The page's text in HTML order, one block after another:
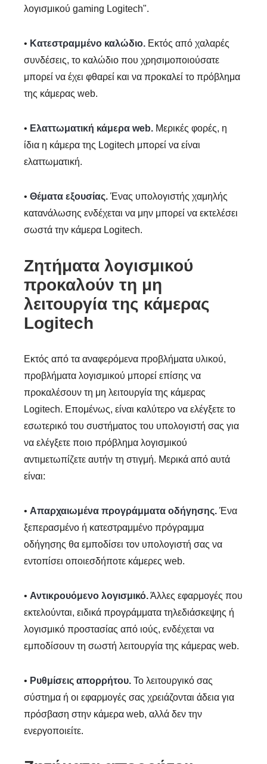
λογισμικού gaming Logitech".
• Κατεστραμμένο καλώδιο. Εκτός από χαλαρές
συνδέσεις, το καλώδιο που χρησιμοποιούσατε
μπορεί να έχει φθαρεί και να προκαλεί το πρόβλημα
της κάμερας web.
• Ελαττωματική κάμερα web. Μερικές φορές, η
ίδια η κάμερα της Logitech μπορεί να είναι
ελαττωματική.
• Θέματα εξουσίας. Ένας υπολογιστής χαμηλής
κατανάλωσης ενδέχεται να μην μπορεί να εκτελέσει
σωστά την κάμερα Logitech.
Ζητήματα λογισμικού
προκαλούν τη μη
λειτουργία της κάμερας
Logitech
Εκτός από τα αναφερόμενα προβλήματα υλικού,
προβλήματα λογισμικού μπορεί επίσης να
προκαλέσουν τη μη λειτουργία της κάμερας
Logitech. Επομένως, είναι καλύτερο να ελέγξετε το
εσωτερικό του συστήματος του υπολογιστή σας για
να ελέγξετε ποιο πρόβλημα λογισμικού
αντιμετωπίζετε αυτήν τη στιγμή. Μερικά από αυτά
είναι:
• Απαρχαιωμένα προγράμματα οδήγησης. Ένα
ξεπερασμένο ή κατεστραμμένο πρόγραμμα
οδήγησης θα εμποδίσει τον υπολογιστή σας να
εντοπίσει οποιεσδήποτε κάμερες web.
• Αντικρουόμενο λογισμικό.Άλλες εφαρμογές που
εκτελούνται, ειδικά προγράμματα τηλεδιάσκεψης ή
λογισμικό προστασίας από ιούς, ενδέχεται να
εμποδίσουν τη σωστή λειτουργία της κάμερας web.
• Ρυθμίσεις απορρήτου. Το λειτουργικό σας
σύστημα ή οι εφαρμογές σας χρειάζονται άδεια για
πρόσβαση στην κάμερα web, αλλά δεν την
ενεργοποιείτε.